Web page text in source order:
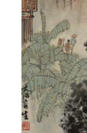
手机号码